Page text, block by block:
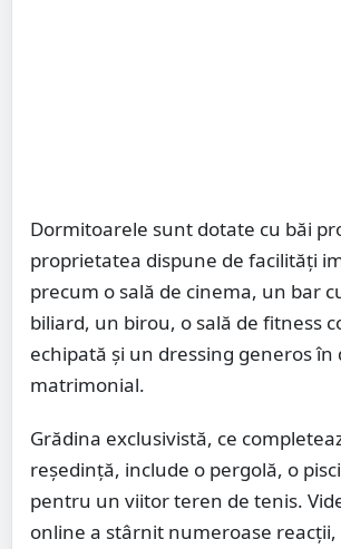
Dormitoarele sunt dotate cu băi
proprietatea dispune de facilități
precum o sală de cinema, un bar
biliard, un birou, o sală de fitness
echipată și un dressing generos
matrimonial.
Grădina exclusivistă, ce
reședință, include o pergolă, o
pentru un viitor teren de tenis.
online a stârnit numeroase